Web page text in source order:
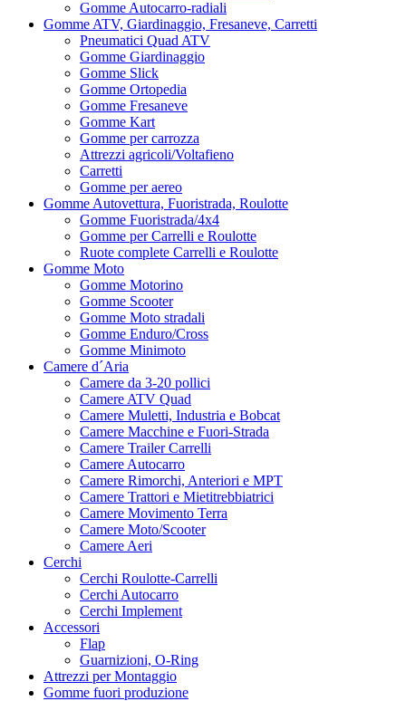
Gomme Autocarro-radiali
Gomme ATV, Giardinaggio, Fresaneve, Carretti
Pneumatici Quad ATV
Gomme Giardinaggio
Gomme Slick
Gomme Ortopedia
Gomme Fresaneve
Gomme Kart
Gomme per carrozza
Attrezzi agricoli/Voltafieno
Carretti
Gomme per aereo
Gomme Autovettura, Fuoristrada, Roulotte
Gomme Fuoristrada/4x4
Gomme per Carrelli e Roulotte
Ruote complete Carrelli e Roulotte
Gomme Moto
Gomme Motorino
Gomme Scooter
Gomme Moto stradali
Gomme Enduro/Cross
Gomme Minimoto
Camere d´Aria
Camere da 3-20 pollici
Camere ATV Quad
Camere Muletti, Industria e Bobcat
Camere Macchine e Fuori-Strada
Camere Trailer Carrelli
Camere Autocarro
Camere Rimorchi, Anteriori e MPT
Camere Trattori e Mietitrebbiatrici
Camere Movimento Terra
Camere Moto/Scooter
Camere Aeri
Cerchi
Cerchi Roulotte-Carrelli
Cerchi Autocarro
Cerchi Implement
Accessori
Flap
Guarnizioni, O-Ring
Attrezzi per Montaggio
Gomme fuori produzione